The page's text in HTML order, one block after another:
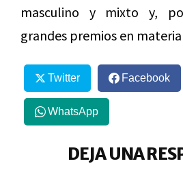
masculino y mixto y,
grandes premios en
Twitter Facebook
WhatsApp
DEJA UNA